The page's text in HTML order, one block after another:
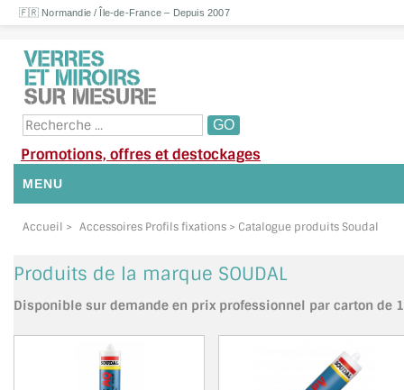
🇫🇷 Normandie / Île-de-France – Depuis 2007
Promotions, offres et destockages
MENU
NOUS CONTACTER
MON COMPTE / SE CONNECTER
DEMANDE DE DEVIS
SUIVI DE DEVIS
SUIVI DE COMMANDE
Accueil > Accessoires Profils fixations > Catalogue produits Soudal
Produits de la marque SOUDAL
Disponible sur demande en prix professionnel par carton de